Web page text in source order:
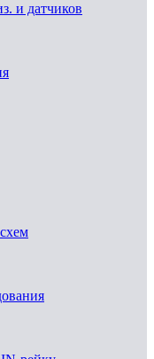
и датчиков